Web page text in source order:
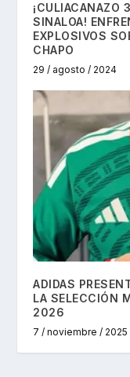
¡CULIACANAZO
SINALOA!
EXPLOSIVOS
CHAPO
29 / agosto / 2024
ADIDAS
LA SELECCIÓN
2026
7 / noviembre / 2025